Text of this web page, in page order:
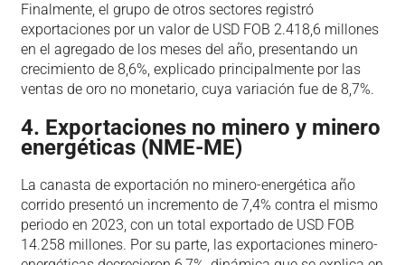
Finalmente, el grupo de otros sectores registró
exportaciones por un valor de USD FOB 2.418,6 millones
en el agregado de los meses del año, presentando un
crecimiento de 8,6%, explicado principalmente por las
ventas de oro no monetario, cuya variación fue de 8,7%.
4. Exportaciones no minero y minero
energéticas (NME-ME)
La canasta de exportación no minero-energética año
corrido presentó un incremento de 7,4% contra el mismo
periodo en 2023, con un total exportado de USD FOB
14.258 millones. Por su parte, las exportaciones minero-